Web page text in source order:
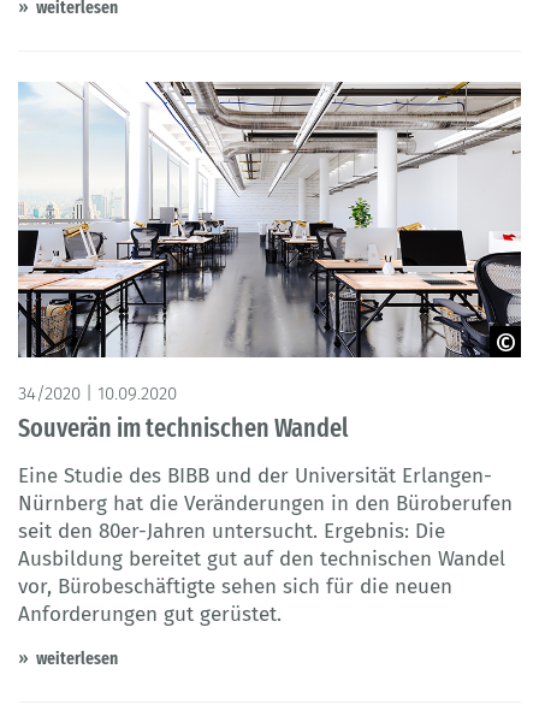
weiterlesen
© Copyright: DigitalGenetics – Adobe Stock
34/2020 | 10.09.2020
Souverän im technischen Wandel
Eine Studie des BIBB und der Universität Erlangen-
Nürnberg hat die Veränderungen in den Büroberufen
seit den 80er-Jahren untersucht. Ergebnis: Die
Ausbildung bereitet gut auf den technischen Wandel
vor, Bürobeschäftigte sehen sich für die neuen
Anforderungen gut gerüstet.
weiterlesen